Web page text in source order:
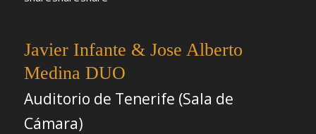
Javier Infante & Jose Alberto
Medina DUO
Auditorio de Tenerife (Sala de
Cámara)